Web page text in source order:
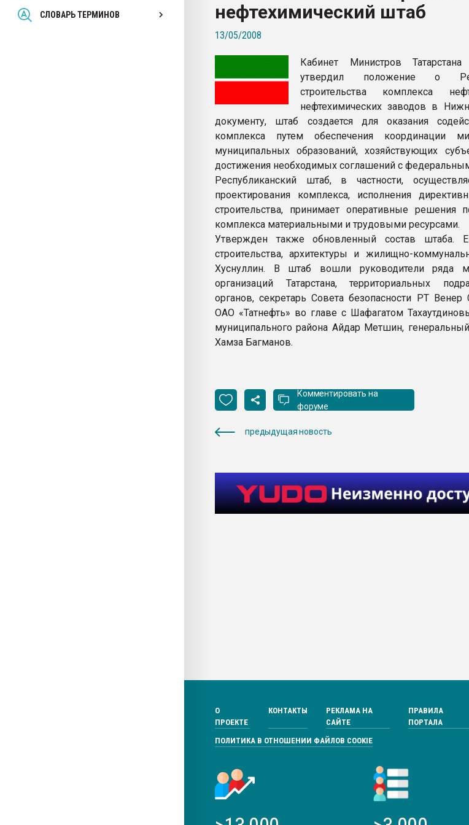
СЛОВАРЬ ТЕРМИНОВ
Всё, что касается выдува ПЭТ
бутылок
ПЕРЕЙТИ НА ФОРУМ
нефтехимический штаб
13/05/2008
Кабинет Министров
утвердил положение о
строительства комплекса
нефтехимических заводов в
документу, штаб создается для оказания
комплекса путем обеспечения координации
муниципальных образований, хозяйствующих
достижения необходимых соглашений с
Республиканский штаб, в частности,
проектирования комплекса, исполнения
строительства, принимает оперативные решения
комплекса материальными и трудовыми ресурсами.
Утвержден также обновленный состав штаба.
строительства, архитектуры и жилищно-
Хуснуллин. В штаб вошли руководители ряда
организаций Татарстана, территориальных
органов, секретарь Совета безопасности РТ
ОАО «Татнефть» во главе с Шафагатом
муниципального района Айдар Метшин,
Хамза Багманов.
Комментировать на
форуме
предыдущая новость
О
ПРОЕКТЕ
КОНТАКТЫ
РЕКЛАМА НА
САЙТЕ
ПРАВИЛА
ПОРТАЛА
ПОЛИТИКА В ОТНОШЕНИИ ФАЙЛОВ COOKIE